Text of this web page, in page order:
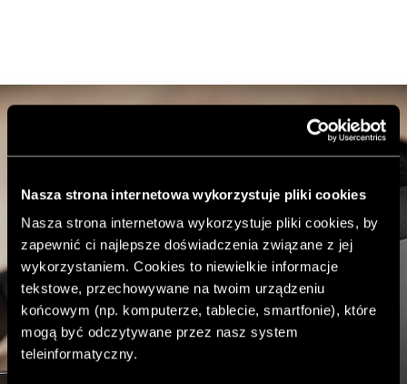
Nasza strona internetowa wykorzystuje pliki cookies
Nasza strona internetowa wykorzystuje pliki cookies, by
zapewnić ci najlepsze doświadczenia związane z jej
wykorzystaniem. Cookies to niewielkie informacje
tekstowe, przechowywane na twoim urządzeniu
końcowym (np. komputerze, tablecie, smartfonie), które
mogą być odczytywane przez nasz system
teleinformatyczny.